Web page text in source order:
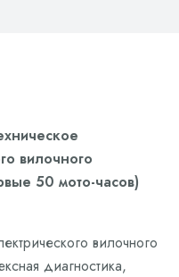
вилочного
50 мото-часов)
вилочного
диагностика,